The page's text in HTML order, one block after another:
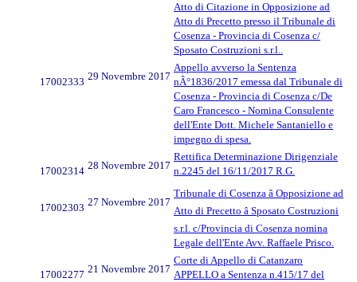
Atto di Citazione in Opposizione ad
Atto di Precetto presso il Tribunale di
Cosenza - Provincia di Cosenza c/
Sposato Costruzioni s.r.l..
17002333 29 Novembre 2017
Appello avverso la Sentenza
nÂ°1836/2017 emessa dal Tribunale di
Cosenza - Provincia di Cosenza c/De
Caro Francesco - Nomina Consulente
dell'Ente Dott. Michele Santaniello e
impegno di spesa.
17002314 28 Novembre 2017
Rettifica Determinazione Dirigenziale
n.2245 del 16/11/2017 R.G.
17002303 27 Novembre 2017
Tribunale di Cosenza â Opposizione ad
Atto di Precetto â Sposato Costruzioni
s.r.l. c/Provincia di Cosenza nomina
Legale dell'Ente Avv. Raffaele Prisco.
17002277 21 Novembre 2017
Corte di Appello di Catanzaro
APPELLO a Sentenza n.415/17 del